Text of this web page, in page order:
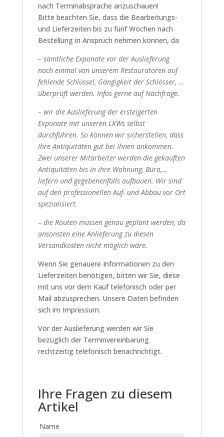
nach Terminabsprache anzuschauen!
Bitte beachten Sie, dass die Bearbeitungs-
und Lieferzeiten bis zu fünf Wochen nach
Bestellung in Anspruch nehmen können, da
– sämtliche Exponate vor der Auslieferung
noch einmal von unserem Restauratoren auf
fehlende Schlüssel, Gängigkeit der Schlösser, …
überprüft werden. Infos gerne auf Nachfrage.
– wir die Auslieferung der ersteigerten
Exponate mit unseren LKWs selbst
durchführen. So können wir sicherstellen, dass
Ihre Antiquitäten gut bei Ihnen ankommen.
Zwei unserer Mitarbeiter werden die gekauften
Antiquitäten bis in ihre Wohnung, Büro,…
liefern und gegebenenfalls aufbauen. Wir sind
auf den professionellen Auf- und Abbau vor Ort
spezialisiert.
– die Routen müssen genau geplant werden, da
ansonsten eine Anlieferung zu diesen
Versandkosten nicht möglich wäre.
Wenn Sie genauere Informationen zu den
Lieferzeiten benötigen, bitten wir Sie, diese
mit uns vor dem Kauf telefonisch oder per
Mail abzusprechen. Unsere Daten befinden
sich im Impressum.
Vor der Auslieferung werden wir Sie
bezüglich der Terminvereinbarung
rechtzeitig telefonisch benachrichtigt.
Ihre Fragen zu diesem
Artikel
Name